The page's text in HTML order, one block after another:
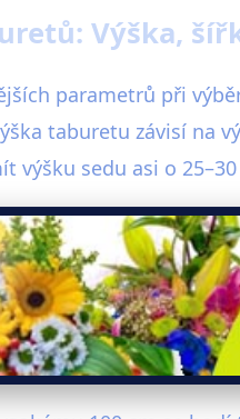
Výška,
parametrů při
taburetu závisí na
výšku sedu asi o